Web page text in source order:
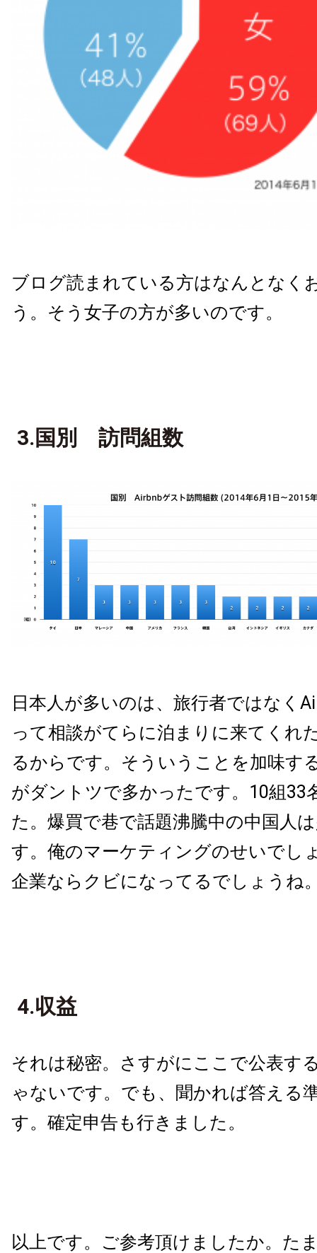
ブログ読まれている方はなんとなく
う。そう女子の方が多いのです。
3.国別 訪問組数
日本人が多いのは、旅行者ではなく
って相談がてらに泊まりに来てくれ
るからです。そういうことを加味す
がダントツで多かったです。10組33
た。爆買で巷で話題沸騰中の中国人
す。俺のマーケティングのせいでし
企業ならクビになってるでしょうね
4.収益
それは秘密。さすがにここで公表す
ゃないです。でも、聞かれば答える
す。確定申告も行きました。
以上です。ご参考頂けましたか。た